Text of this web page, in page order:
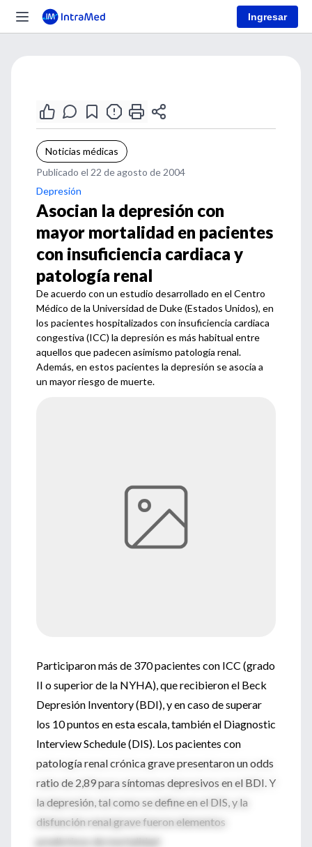
Ingresar
Noticias médicas
Publicado el 22 de agosto de 2004
Depresión
Asocian la depresión con
mayor mortalidad en pacientes
con insuficiencia cardiaca y
patología renal
De acuerdo con un estudio desarrollado en el Centro
Médico de la Universidad de Duke (Estados Unidos), en
los pacientes hospitalizados con insuficiencia cardiaca
congestiva (ICC) la depresión es más habitual entre
aquellos que padecen asimismo patología renal.
Además, en estos pacientes la depresión se asocia a
un mayor riesgo de muerte.
Participaron más de 370 pacientes con ICC (grado
II o superior de la NYHA), que recibieron el Beck
Depresión Inventory (BDI), y en caso de superar
los 10 puntos en esta escala, también el Diagnostic
Interview Schedule (DIS). Los pacientes con
patología renal crónica grave presentaron un odds
ratio de 2,89 para síntomas depresivos en el BDI. Y
la depresión, tal como se define en el DIS, y la
disfunción renal grave fueron elementos
predictivos de mortalidad